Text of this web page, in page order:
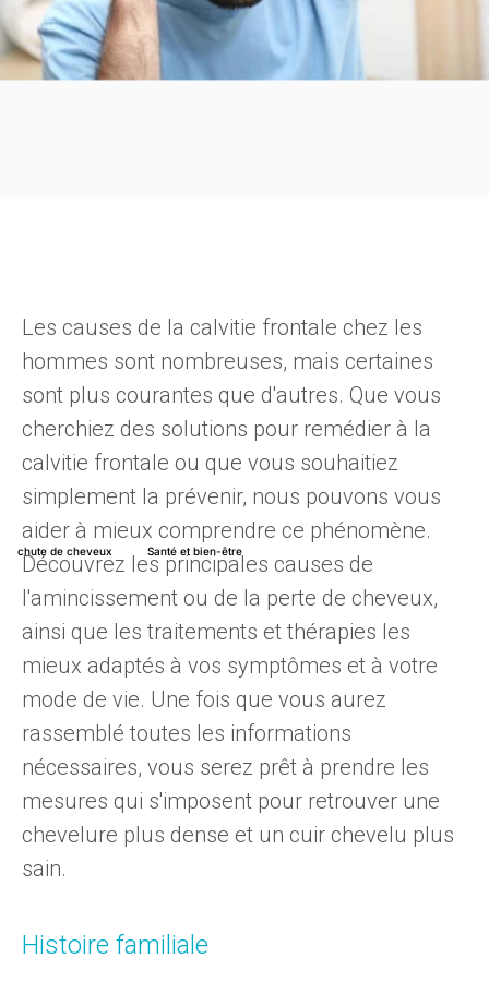
chute de cheveux Santé et bien-être
raisonspourlesquellesvotre
lignefrontalepourrait reculer
Diego Arenas
Les causes de la calvitie frontale chez les
hommes sont nombreuses, mais certaines
sont plus courantes que d'autres. Que vous
cherchiez des solutions pour remédier à la
calvitie frontale ou que vous souhaitiez
simplement la prévenir, nous pouvons vous
aider à mieux comprendre ce phénomène.
Découvrez les principales causes de
l'amincissement ou de la perte de cheveux,
ainsi que les traitements et thérapies les
mieux adaptés à vos symptômes et à votre
mode de vie. Une fois que vous aurez
rassemblé toutes les informations
nécessaires, vous serez prêt à prendre les
mesures qui s'imposent pour retrouver une
chevelure plus dense et un cuir chevelu plus
sain.
Histoire familiale